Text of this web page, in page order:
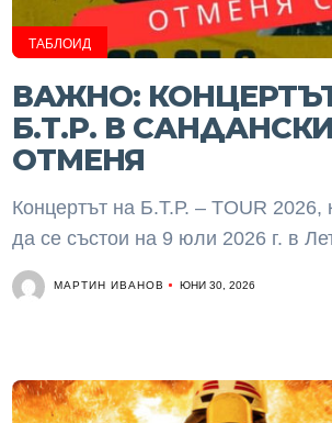
ТАБЛОИД
ВАЖНО:
Б.Т.Р. В
ОТМЕНЯ
Концертът на Б.Т.Р. – TOUR 2026,
да се състои на 9 юли 2026 г. в
МАРТИН ИВАНОВ ЮНИ 30, 2026